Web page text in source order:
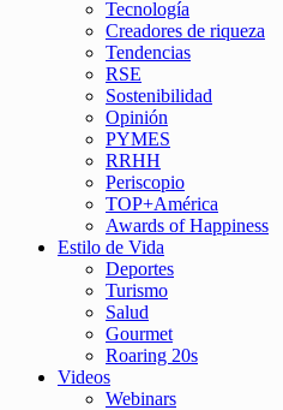
Tecnología
Creadores de riqueza
Tendencias
RSE
Sostenibilidad
Opinión
PYMES
RRHH
Periscopio
TOP+América
Awards of Happiness
Estilo de Vida
Deportes
Turismo
Salud
Gourmet
Roaring 20s
Videos
Webinars